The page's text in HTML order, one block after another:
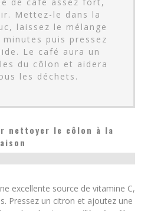
Mettez-le dans la
laissez le mélange
puis pressez
Le café aura un
du côlon et aidera
les déchets.
nettoyer le côlon à la
excellente source de vitamine C,
Pressez un citron et ajoutez une